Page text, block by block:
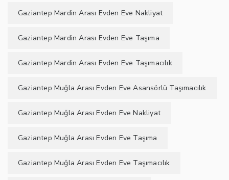
Gaziantep Mardin Arası Evden Eve Nakliyat
Gaziantep Mardin Arası Evden Eve Taşıma
Gaziantep Mardin Arası Evden Eve Taşımacılık
Gaziantep Muğla Arası Evden Eve Asansörlü Taşımacılık
Gaziantep Muğla Arası Evden Eve Nakliyat
Gaziantep Muğla Arası Evden Eve Taşıma
Gaziantep Muğla Arası Evden Eve Taşımacılık